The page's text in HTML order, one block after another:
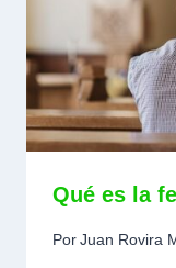
Qué es la
PorJuan Rovira